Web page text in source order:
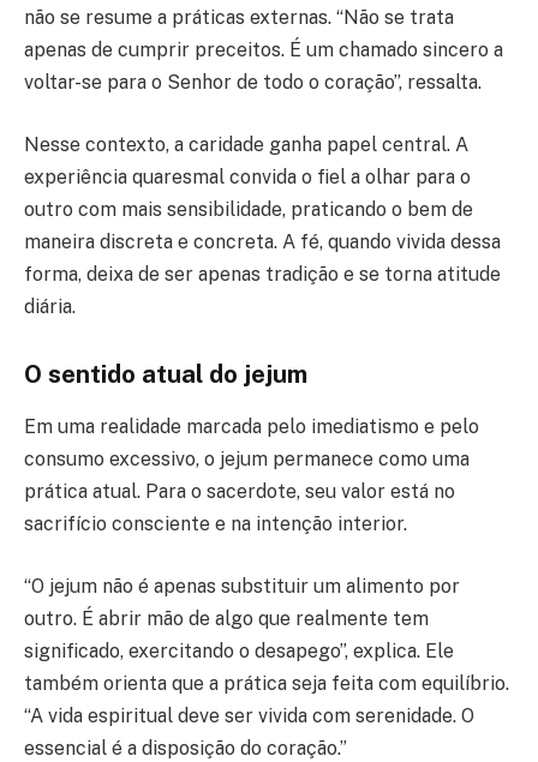
não se resume a práticas externas. “Não se trata
apenas de cumprir preceitos. É um chamado sincero a
voltar-se para o Senhor de todo o coração”, ressalta.
Nesse contexto, a caridade ganha papel central. A
experiência quaresmal convida o fiel a olhar para o
outro com mais sensibilidade, praticando o bem de
maneira discreta e concreta. A fé, quando vivida dessa
forma, deixa de ser apenas tradição e se torna atitude
diária.
O sentido atual do jejum
Em uma realidade marcada pelo imediatismo e pelo
consumo excessivo, o jejum permanece como uma
prática atual. Para o sacerdote, seu valor está no
sacrifício consciente e na intenção interior.
“O jejum não é apenas substituir um alimento por
outro. É abrir mão de algo que realmente tem
significado, exercitando o desapego”, explica. Ele
também orienta que a prática seja feita com equilíbrio.
“A vida espiritual deve ser vivida com serenidade. O
essencial é a disposição do coração.”